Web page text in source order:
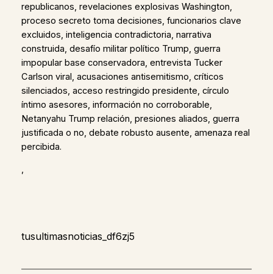
republicanos, revelaciones explosivas Washington,
proceso secreto toma decisiones, funcionarios clave
excluidos, inteligencia contradictoria, narrativa
construida, desafío militar político Trump, guerra
impopular base conservadora, entrevista Tucker
Carlson viral, acusaciones antisemitismo, críticos
silenciados, acceso restringido presidente, círculo
íntimo asesores, información no corroborable,
Netanyahu Trump relación, presiones aliados, guerra
justificada o no, debate robusto ausente, amenaza real
percibida.
,
tusultimasnoticias_df6zj5